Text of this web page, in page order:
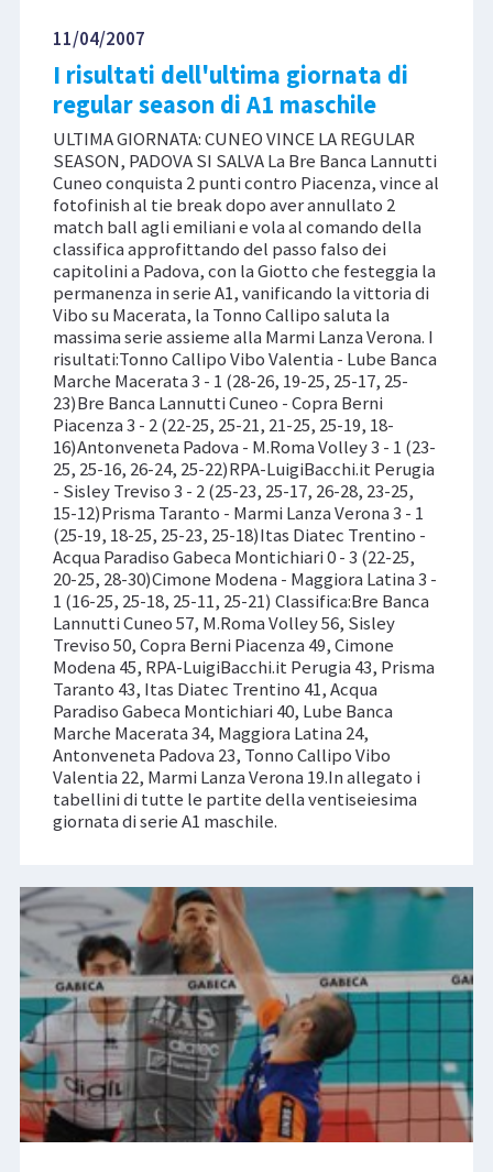
11/04/2007
I risultati dell'ultima giornata di
regular season di A1 maschile
ULTIMA GIORNATA: CUNEO VINCE LA REGULAR
SEASON, PADOVA SI SALVA La Bre Banca Lannutti
Cuneo conquista 2 punti contro Piacenza, vince al
fotofinish al tie break dopo aver annullato 2
match ball agli emiliani e vola al comando della
classifica approfittando del passo falso dei
capitolini a Padova, con la Giotto che festeggia la
permanenza in serie A1, vanificando la vittoria di
Vibo su Macerata, la Tonno Callipo saluta la
massima serie assieme alla Marmi Lanza Verona. I
risultati:Tonno Callipo Vibo Valentia - Lube Banca
Marche Macerata 3 - 1 (28-26, 19-25, 25-17, 25-
23)Bre Banca Lannutti Cuneo - Copra Berni
Piacenza 3 - 2 (22-25, 25-21, 21-25, 25-19, 18-
16)Antonveneta Padova - M.Roma Volley 3 - 1 (23-
25, 25-16, 26-24, 25-22)RPA-LuigiBacchi.it Perugia
- Sisley Treviso 3 - 2 (25-23, 25-17, 26-28, 23-25,
15-12)Prisma Taranto - Marmi Lanza Verona 3 - 1
(25-19, 18-25, 25-23, 25-18)Itas Diatec Trentino -
Acqua Paradiso Gabeca Montichiari 0 - 3 (22-25,
20-25, 28-30)Cimone Modena - Maggiora Latina 3 -
1 (16-25, 25-18, 25-11, 25-21) Classifica:Bre Banca
Lannutti Cuneo 57, M.Roma Volley 56, Sisley
Treviso 50, Copra Berni Piacenza 49, Cimone
Modena 45, RPA-LuigiBacchi.it Perugia 43, Prisma
Taranto 43, Itas Diatec Trentino 41, Acqua
Paradiso Gabeca Montichiari 40, Lube Banca
Marche Macerata 34, Maggiora Latina 24,
Antonveneta Padova 23, Tonno Callipo Vibo
Valentia 22, Marmi Lanza Verona 19.In allegato i
tabellini di tutte le partite della ventiseiesima
giornata di serie A1 maschile.